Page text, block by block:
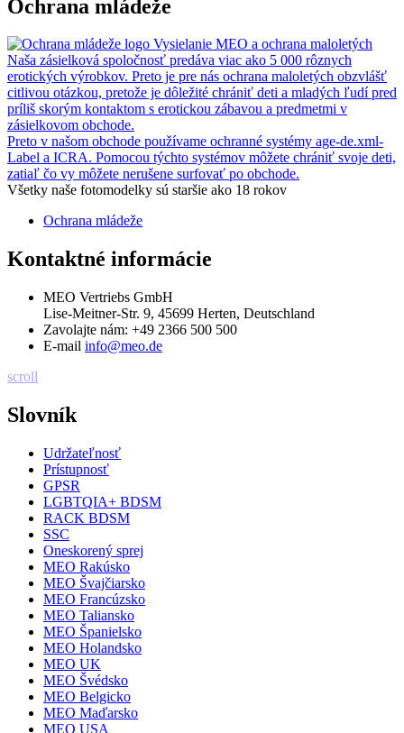
Ochrana mládeže
Vysielanie MEO a ochrana maloletých
Naša zásielková spoločnosť predáva viac ako 5 000 rôznych
erotických výrobkov. Preto je pre nás ochrana maloletých obzvlášť
citlivou otázkou, pretože je dôležité chrániť deti a mladých ľudí pred
príliš skorým kontaktom s erotickou zábavou a predmetmi v
zásielkovom obchode.
Preto v našom obchode používame ochranné systémy age-de.xml-
Label a ICRA. Pomocou týchto systémov môžete chrániť svoje deti,
zatiaľ čo vy môžete nerušene surfovať po obchode.
Všetky naše fotomodelky sú staršie ako 18 rokov
Ochrana mládeže
Kontaktné informácie
MEO Vertriebs GmbH
Lise-Meitner-Str. 9, 45699 Herten, Deutschland
Zavolajte nám: +49 2366 500 500
E-mail info@meo.de
scroll
Slovník
Udržateľnosť
Prístupnosť
GPSR
LGBTQIA+ BDSM
RACK BDSM
SSC
Oneskorený sprej
MEO Rakúsko
MEO Švajčiarsko
MEO Francúzsko
MEO Taliansko
MEO Španielsko
MEO Holandsko
MEO UK
MEO Švédsko
MEO Belgicko
MEO Maďarsko
MEO USA